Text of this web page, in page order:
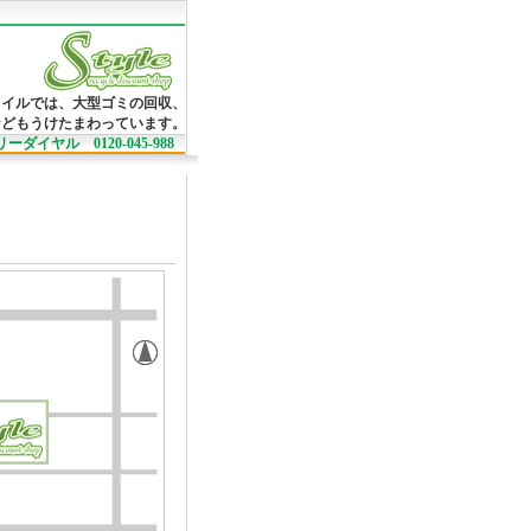
では、大型ゴミの回収、
もうけたまわっています。
ーダイヤル 0120-045-988